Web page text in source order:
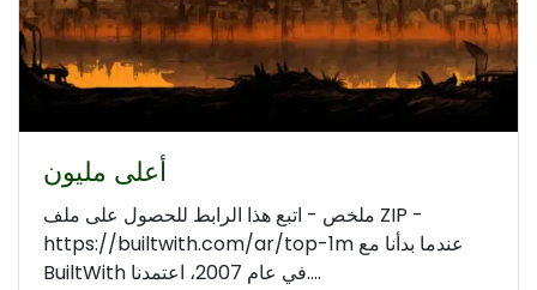
أعلى مليون
ملخص - اتبع هذا الرابط للحصول على ملف ZIP -
https://builtwith.com/ar/top-1m عندما بدأنا مع
BuiltWith في عام 2007، اعتمدنا....